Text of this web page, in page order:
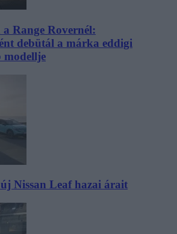
Range Rovernél:
debütál a márka eddigi
modellje
Nissan Leaf hazai árait